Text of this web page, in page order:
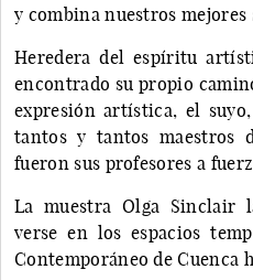
y combina nuestros
Heredera del espíritu
encontrado su propio
expresión artística, el
tantos y tantos maestros
fueron sus profesores a
La muestra Olga Sinclair
verse en los espacios
Contemporáneo de Cuenca